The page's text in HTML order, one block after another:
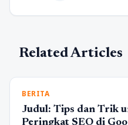
Related Articles
BERITA
Judul: Tips dan Trik
Peringkat SEO di